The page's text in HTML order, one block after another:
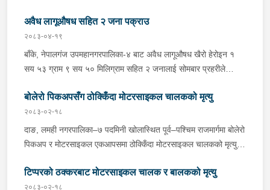
प्रहरी कार्यालय लुङबाहानेबाट खटिएको प्रहरीले उक्त हातहतियार फेला पारी
बरामद गरेको हो । यस सम्बन्धमा प्रहरीले आवश्यक अनुसन्धान गरिरहेको
छ ।
अवैध लागूऔषध सहित २ जना पक्राउ
२०८३-०४-१९
बाँके, नेपालगंज उपमहानगरपालिका-४ बाट अवैध लागूऔषध खैरो हेरोइन १
सय ५३ ग्राम ९ सय ५० मिलिग्राम सहित २ जनालाई सोमबार प्रहरीले
वर्षीय सुशिल भण्डारी र सोही उपमहानगरपालिका-१० बस्ने ५५ वर्षीय अरूण
कुमार जयसवाल रहेका छन् । लागूऔषध नियन्त्रण ब्यूरो शाखा कार्यालय
नेपालगंजबाट खटिएको प्रहरीले उनीहरूलाई उक्त लागूऔषध सहित पक्राउ
गरेको हो । थप अनुसन्धानको क्रममा प्रहरीले अरूण कुमारको घर तलासी
२ लाख १४ हजार भारतीय रूपैयाँ र डिजिटल तराजु १ थान समेत फेला पारी
बरामद गरेको छ ।यस सम्बन्धमा प्रहरीले आवश्यक अनुसन्धान गरिरहेको छ ।
बोलेरो पिकअपसँग ठोक्किँदा मोटरसाइकल चालकको मृत्यु
२०८३-०२-१८
दाङ, लमही नगरपालिका–७ पदमिनी खोलास्थित पूर्व–पश्चिम राजमार्गमा बोलेरो
पिकअप र मोटरसाइकल एकआपसमा ठोक्किँदा मोटरसाइकल चालकको मृत्यु
मोटरसाइकल र विपरीत दिशाबाट अमिलियाबाट लमहीतर्फ आउँदै गरेको लु.२
च.९६१७ नम्बरको बोलेरो पिकअप एकआपसमा ठोक्किँदा मोटरसाइकल चालक
टिप्परको ठक्करबाट मोटरसाइकल चालक र बालकको मृत्यु
२०८३-०२-१८